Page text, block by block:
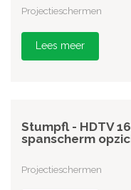
Projectieschermen
Lees meer
Stumpfl - HDTV
spanscherm
Projectieschermen